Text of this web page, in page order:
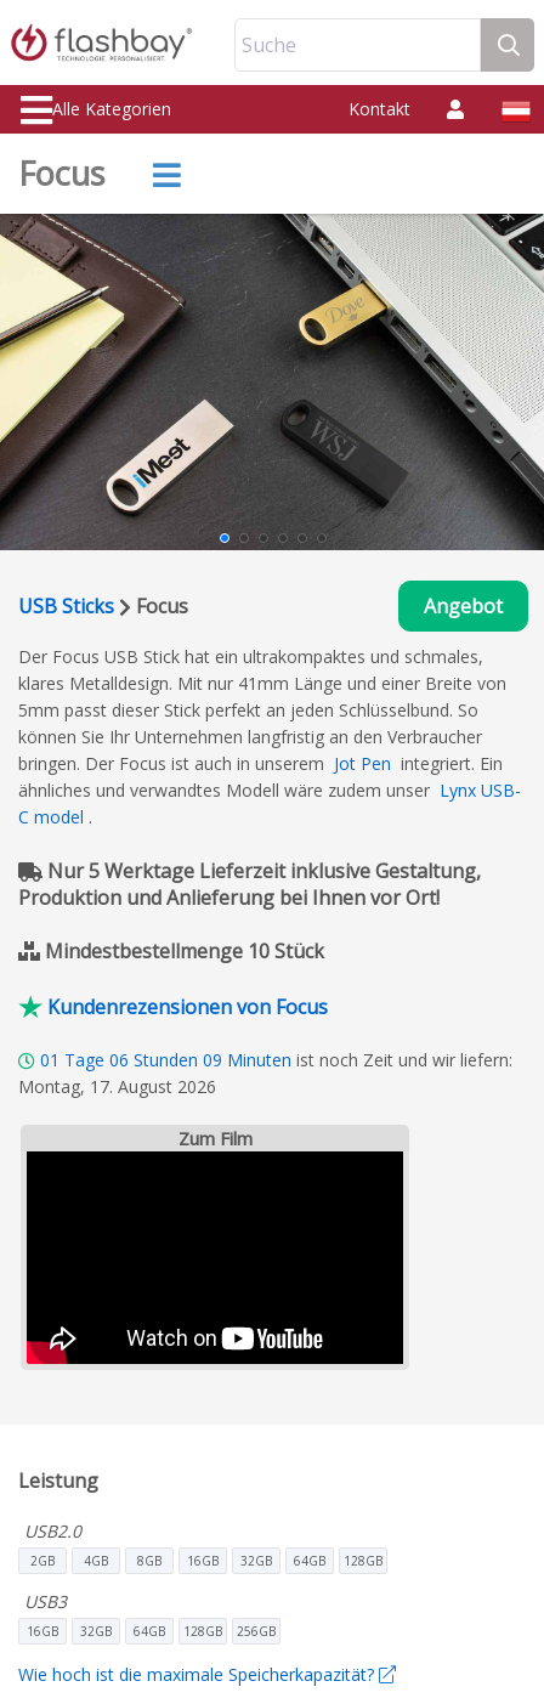
Suche
Alle Kategorien Kontakt
Focus
USB Sticks Focus Angebot
Der Focus USB Stick hat ein ultrakompaktes und schmales,
klares Metalldesign. Mit nur 41mm Länge und einer Breite von
5mm passt dieser Stick perfekt an jeden Schlüsselbund. So
können Sie Ihr Unternehmen langfristig an den Verbraucher
bringen. Der Focus ist auch in unserem Jot Pen integriert. Ein
ähnliches und verwandtes Modell wäre zudem unser Lynx USB-
C model .
Nur 5 Werktage Lieferzeit inklusive Gestaltung,
Produktion und Anlieferung bei Ihnen vor Ort!
Mindestbestellmenge 10 Stück
Kundenrezensionen von Focus
01 Tage 06 Stunden 09 Minuten ist noch Zeit und wir liefern:
Montag, 17. August 2026
Zum Film
Leistung
USB2.0
2GB 4GB 8GB 16GB 32GB 64GB 128GB
USB3
16GB 32GB 64GB 128GB 256GB
Wie hoch ist die maximale Speicherkapazität?